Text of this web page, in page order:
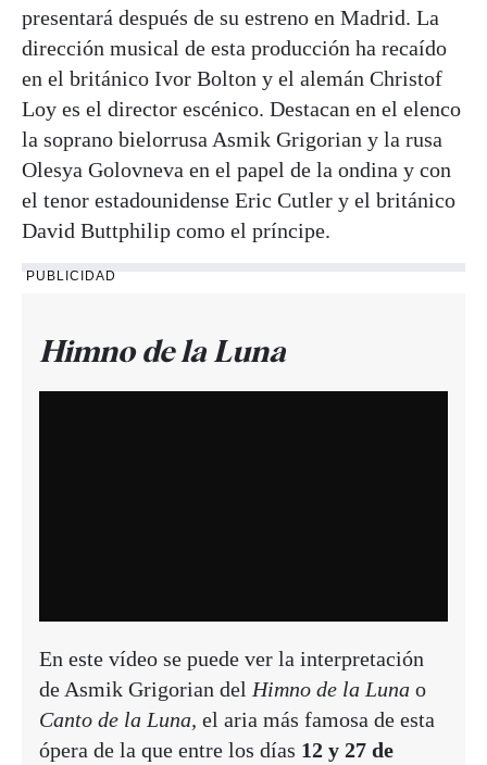
presentará después de su estreno en Madrid. La
dirección musical de esta producción ha recaído
en el británico Ivor Bolton y el alemán Christof
Loy es el director escénico. Destacan en el elenco
la soprano bielorrusa Asmik Grigorian y la rusa
Olesya Golovneva en el papel de la ondina y con
el tenor estadounidense Eric Cutler y el británico
David Buttphilip como el príncipe.
PUBLICIDAD
Himno de la Luna
En este vídeo se puede ver la interpretación
de Asmik Grigorian del Himno de la Luna o
Canto de la Luna, el aria más famosa de esta
ópera de la que entre los días 12 y 27 de